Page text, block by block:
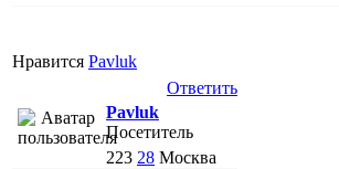
Нравится Pavluk
Ответить
Pavluk
Посетитель
223 28 Москва